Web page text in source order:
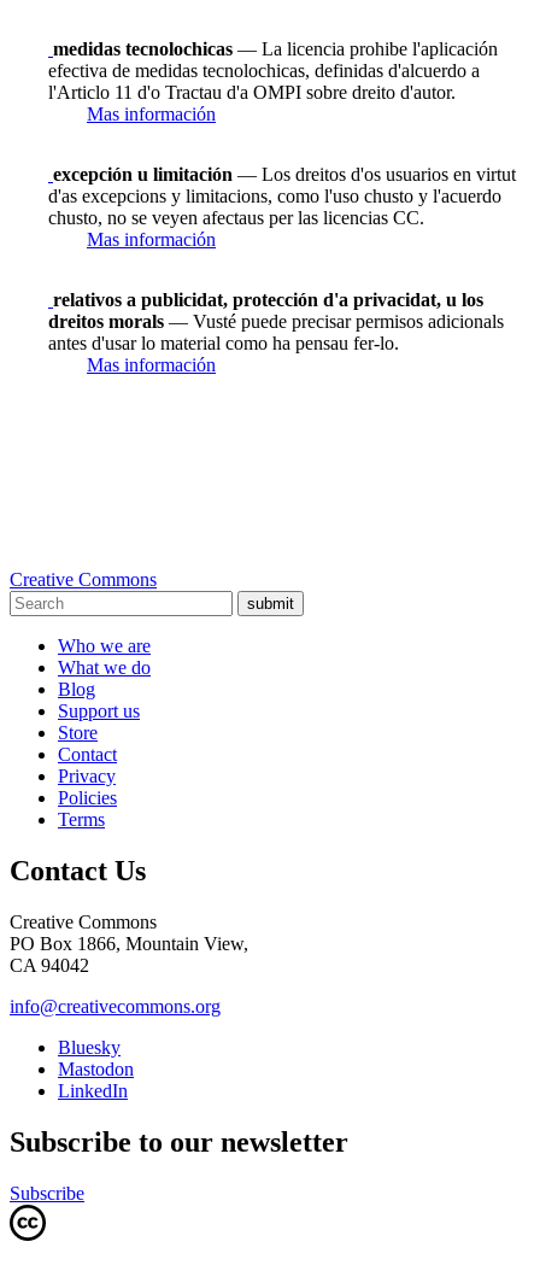
medidas tecnolochicas — La licencia prohibe l'aplicación
efectiva de medidas tecnolochicas, definidas d'alcuerdo a
l'Articlo 11 d'o Tractau d'a OMPI sobre dreito d'autor.
Mas información
excepción u limitación — Los dreitos d'os usuarios en virtut
d'as excepcions y limitacions, como l'uso chusto y l'acuerdo
chusto, no se veyen afectaus per las licencias CC.
Mas información
relativos a publicidat, protección d'a privacidat, u los
dreitos morals — Vusté puede precisar permisos adicionals
antes d'usar lo material como ha pensau fer-lo.
Mas información
Creative Commons
submit
Who we are
What we do
Blog
Support us
Store
Contact
Privacy
Policies
Terms
Contact Us
Creative Commons
PO Box 1866, Mountain View,
CA 94042
info@creativecommons.org
Bluesky
Mastodon
LinkedIn
Subscribe to our newsletter
Subscribe